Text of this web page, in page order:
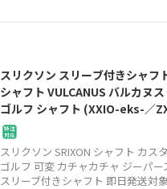
スリクソン スリーブ付きシャフ
シャフト VULCANUS バルカヌ
ゴルフ シャフト (XXIO-eks-／
／Z765／Z565／Z945／Z745／
スリクソン SRIXON シャフト カス
ゴルフ 可変 カチャカチャ ジーパ
スリーブ付きシャフト 即日発送対